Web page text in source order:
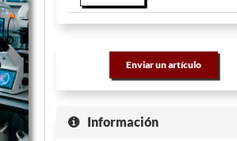
Enviar un artículo
Información